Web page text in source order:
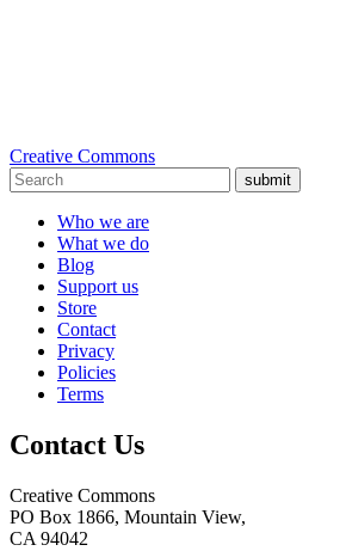
Creative Commons
submit
Who we are
What we do
Blog
Support us
Store
Contact
Privacy
Policies
Terms
Contact Us
Creative Commons
PO Box 1866, Mountain View,
CA 94042